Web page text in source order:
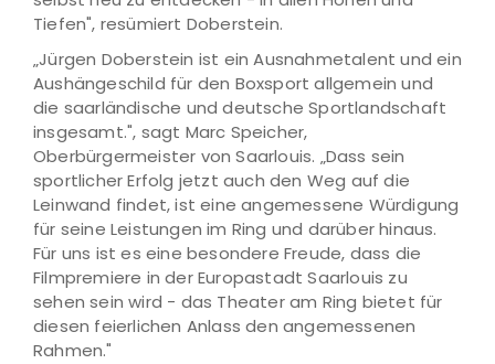
Tiefen", resümiert Doberstein.
„Jürgen Doberstein ist ein Ausnahmetalent und ein
Aushängeschild für den Boxsport allgemein und
die saarländische und deutsche Sportlandschaft
insgesamt.", sagt Marc Speicher,
Oberbürgermeister von Saarlouis. „Dass sein
sportlicher Erfolg jetzt auch den Weg auf die
Leinwand findet, ist eine angemessene Würdigung
für seine Leistungen im Ring und darüber hinaus.
Für uns ist es eine besondere Freude, dass die
Filmpremiere in der Europastadt Saarlouis zu
sehen sein wird - das Theater am Ring bietet für
diesen feierlichen Anlass den angemessenen
Rahmen."